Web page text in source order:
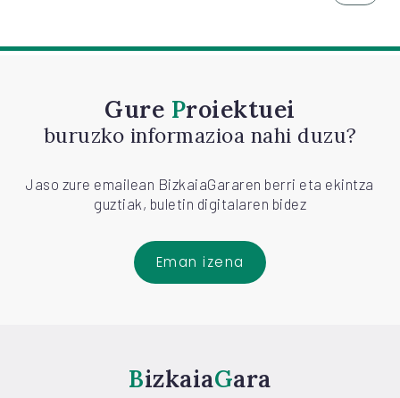
Gure Proiektuei
buruzko informazioa nahi duzu?
Jaso zure emailean BizkaiaGararen berri eta ekintza
guztiak, buletin digitalaren bidez
Eman izena
Bizkaia Gara